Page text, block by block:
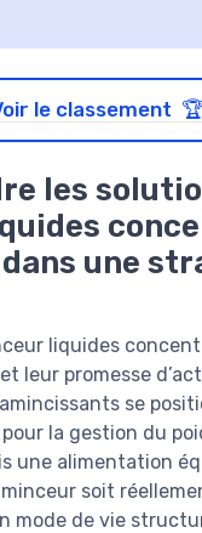
le classement 🏆
les
une
liquides
leur promesse
se
la gestion du
une alimentation
soit
mode de vie